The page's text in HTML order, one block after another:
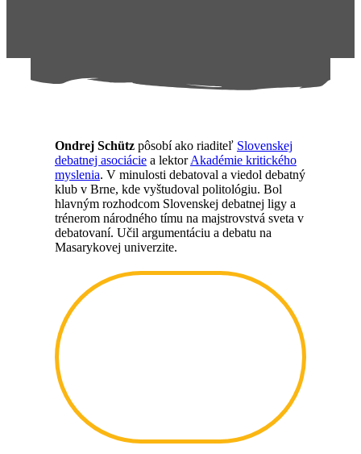
Ondrej Schützpôsobí ako riaditeľ Slovenskej
debatnej asociáciea lektorAkadémie kritického
myslenia. V minulosti debatoval a viedol debatný
klub v Brne, kde vyštudoval politológiu. Bol
hlavným rozhodcom Slovenskej debatnej ligy a
trénerom národného tímu na majstrovstvá sveta v
debatovaní. Učil argumentáciu a debatu na
Masarykovej univerzite.